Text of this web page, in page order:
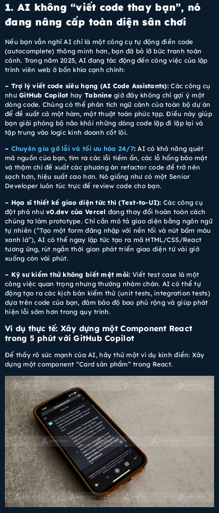
1. AI không “viết code thay bạn”, nó
đang nâng cấp toàn diện sân chơi
Nếu bạn vẫn nghĩ AI chỉ là một công cụ tự động điền code
(autocomplete) thông minh hơn, bạn đã bỏ lỡ bức tranh toàn
cảnh. Trong năm 2025, AI đang tác động đến công việc của lập
trình viên web ở bốn khía cạnh chính:
– Trợ lý viết code siêu hạng (AI Code Assistants): Các công cụ
nhưGitHub Copilot hay Tabninegiờ đây không chỉ gợi ý một
dòng code. Chúng có thể phân tích ngữ cảnh của toàn bộ dự án
để đề xuất cả một hàm, một thuật toán phức tạp. Điều này giúp
bạn giải phóng bộ não khỏi những dòng code lặp đi lặp lại và
tập trung vào logic kinh doanh cốt lõi.
– Chuyên gia gỡ lỗi và tối ưu hóa 24/7: AI có khả năng quét
mã nguồn của bạn, tìm ra các lỗi tiềm ẩn, các lỗ hổng bảo mật
và thậm chí đề xuất các phương án refactor code để trở nên
sạch hơn, hiệu suất cao hơn. Nó giống như có một Senior
Developer luôn túc trực để review code cho bạn.
– Họa sĩ thiết kế giao diện tức thì (Text-to-UI): Các công cụ
đột phá nhưv0.dev của Vercel đang thay đổi hoàn toàn cách
chúng ta làm prototype. Chỉ cần mô tả giao diện bằng ngôn ngữ
tự nhiên (“Tạo một form đăng nhập với nền tối và nút bấm màu
xanh lá”), AI có thể ngay lập tức tạo ra mã HTML/CSS/React
tương ứng, rút ngắn thời gian phát triển giao diện từ vài giờ
xuống còn vài phút.
– Kỹ sư kiểm thử không biết mệt mỏi: Viết test case là một
công việc quan trọng nhưng thường nhàm chán. AI có thể tự
động tạo ra các kịch bản kiểm thử (unit tests, integration tests)
dựa trên code của bạn, đảm bảo độ bao phủ rộng và giúp phát
hiện lỗi sớm hơn trong quy trình.
Ví dụ thực tế: Xây dựng một Component React
trong 5 phút với GitHub Copilot
Để thấy rõ sức mạnh của AI, hãy thử một ví dụ kinh điển: Xây
dựng một component “Card sản phẩm” trong React.